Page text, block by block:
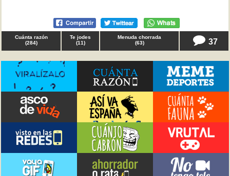
Cuánta razón
(284)
Te jodes
(11)
Menuda chorrada
(63) 37